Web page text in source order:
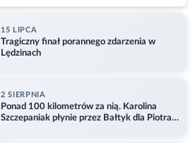
15 LIPCA
Tragiczny finał porannego zdarzenia w
Lędzinach
2 SIERPNIA
Ponad 100 kilometrów za nią. Karolina
Szczepaniak płynie przez Bałtyk dla Piotra.